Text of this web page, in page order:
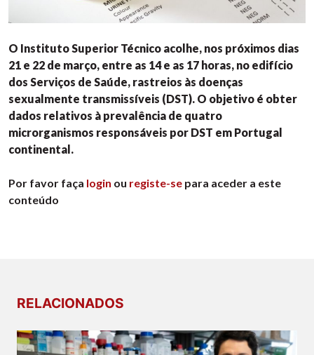
O Instituto Superior Técnico acolhe, nos próximos dias
21 e 22 de março, entre as 14 e as 17 horas, no edifício
dos Serviços de Saúde, rastreios às doenças
sexualmente transmissíveis (DST). O objetivo é obter
dados relativos à prevalência de quatro
microrganismos responsáveis por DST em Portugal
continental.
Por favor faça login ou registe-se para aceder a este
conteúdo
RELACIONADOS